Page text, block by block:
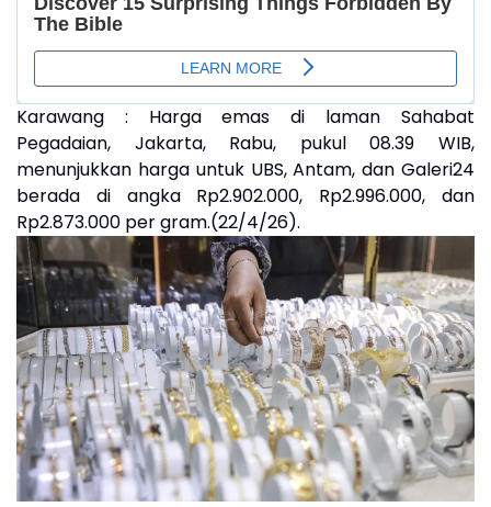
Karawang : Harga emas di laman Sahabat
Pegadaian, Jakarta, Rabu, pukul 08.39 WIB,
menunjukkan harga untuk UBS, Antam, dan Galeri24
berada di angka Rp2.902.000, Rp2.996.000, dan
Rp2.873.000 per gram.(22/4/26).